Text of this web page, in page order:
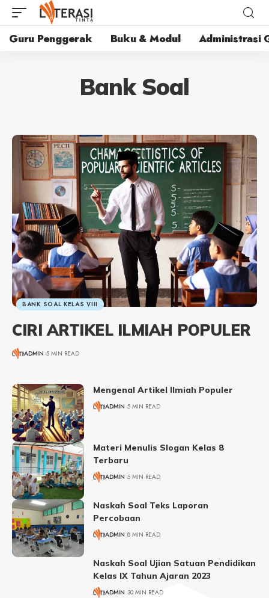
Guru Penggerak Buku & Modul Administrasi
Bank Soal
BANK SOAL KELAS VIII
CIRI ARTIKEL ILMIAH POPULER
ADMIN 5 MIN READ
Mengenal Artikel Ilmiah Populer
ADMIN 5 MIN READ
Materi Menulis Slogan Kelas 8
Terbaru
ADMIN 5 MIN READ
Naskah Soal Teks Laporan
Percobaan
ADMIN 8 MIN READ
Naskah Soal Ujian Satuan Pendidikan
Kelas IX Tahun Ajaran 2023
ADMIN 30 MIN READ